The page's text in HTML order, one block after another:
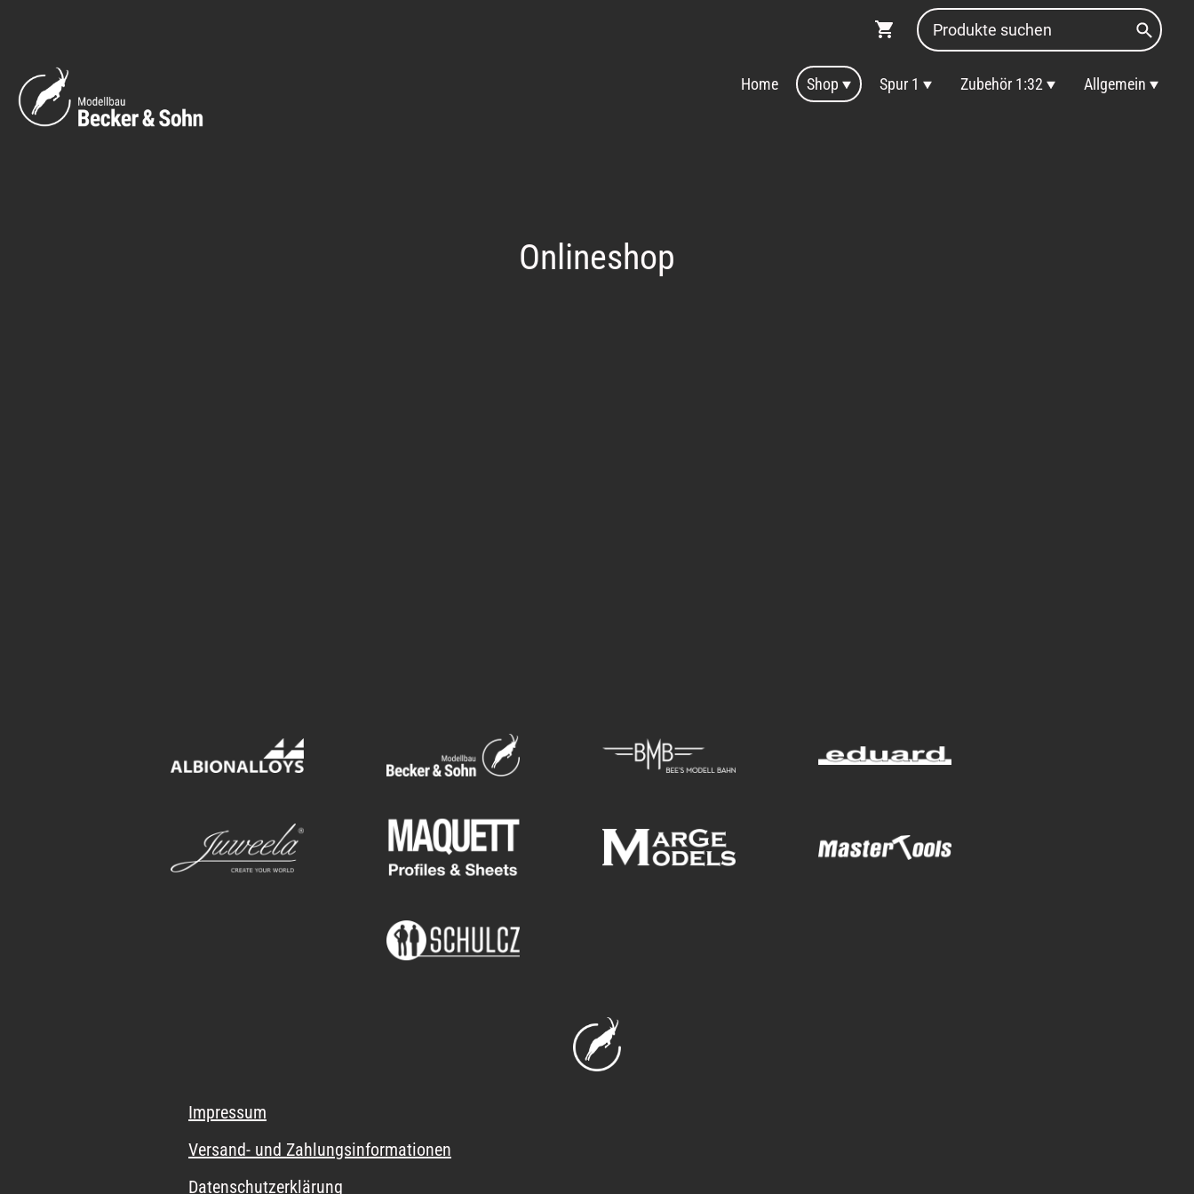
Home Shop Spur 1 Zubehör 1:32 Allgemein
Onlineshop
Impressum
Versand- und Zahlungsinformationen
Datenschutzerklärung